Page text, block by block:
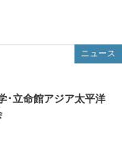
ニュース
･立命館アジア太平洋